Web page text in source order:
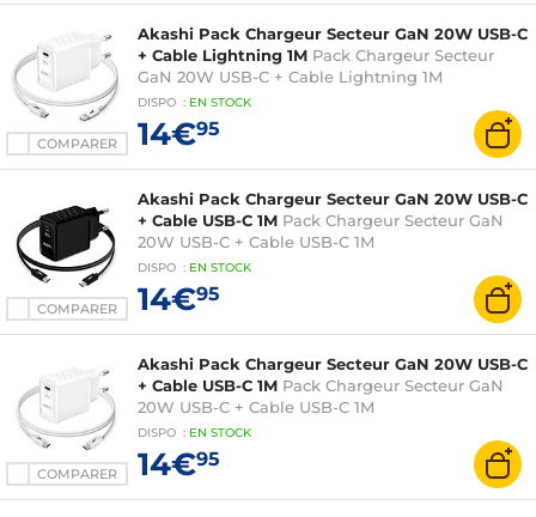
COMPARER
Akashi Pack Chargeur Secteur GaN 20W USB-C
+ Cable Lightning 1M Pack Chargeur Secteur
GaN 20W USB-C + Cable Lightning 1M
DISPO : EN STOCK
14€95
COMPARER
Akashi Pack Chargeur Secteur GaN 20W USB-C
+ Cable USB-C 1M Pack Chargeur Secteur GaN
20W USB-C + Cable USB-C 1M
DISPO : EN STOCK
14€95
COMPARER
Akashi Pack Chargeur Secteur GaN 20W USB-C
+ Cable USB-C 1M Pack Chargeur Secteur GaN
20W USB-C + Cable USB-C 1M
DISPO : EN STOCK
14€95